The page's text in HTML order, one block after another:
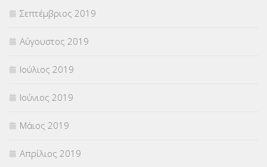
Σεπτέμβριος 2019
Αύγουστος 2019
Ιούλιος 2019
Ιούνιος 2019
Μάιος 2019
Απρίλιος 2019